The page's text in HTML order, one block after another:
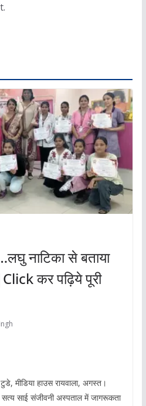
नाटिका से बताया
कर पढ़िये पूरी
मीडिया हाउस रायवाला, अगस्त।
सत्य साई संजीवनी अस्पताल में जागरूकता